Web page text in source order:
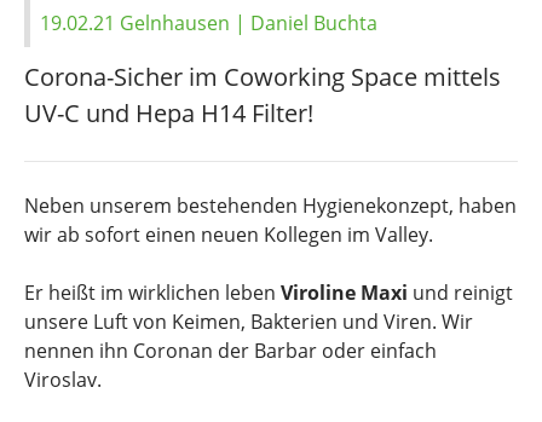
19.02.21 Gelnhausen | Daniel Buchta
Corona-Sicher im Coworking Space mittels
UV-C und Hepa H14 Filter!
Neben unserem bestehenden Hygienekonzept, haben
wir ab sofort einen neuen Kollegen im Valley.
Er heißt im wirklichen leben Viroline Maxi und reinigt
unsere Luft von Keimen, Bakterien und Viren. Wir
nennen ihn Coronan der Barbar oder einfach
Viroslav.